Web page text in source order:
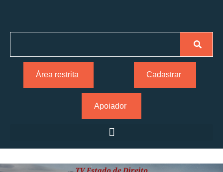
Área restrita Cadastrar
Apoiador